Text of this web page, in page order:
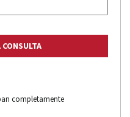
completamente